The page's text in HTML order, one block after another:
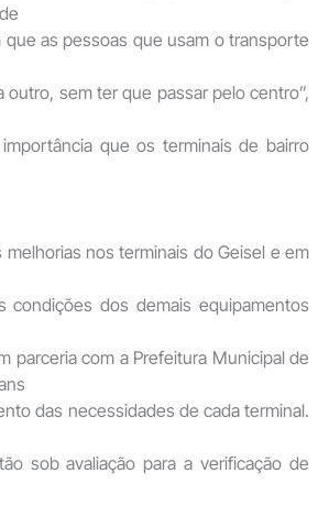
que as pessoas que usam o transporte
outro, sem ter que passar pelo centro”,
que os terminais de bairro
nos terminais do Geisel e em
condições dos demais equipamentos
parceria com a Prefeitura Municipal de
das necessidades de cada terminal.
sob avaliação para a verificação de